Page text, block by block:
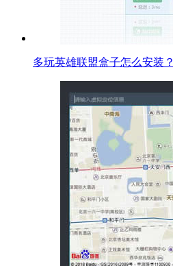
多玩英雄联盟盒子怎么安装？